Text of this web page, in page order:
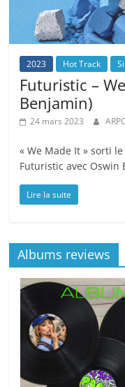
2023 Hot Track
Futuristic –
Benjamin)
24 mars 2023
« We Made It » sorti
Futuristic avec
Lire la suite
Albums reviews